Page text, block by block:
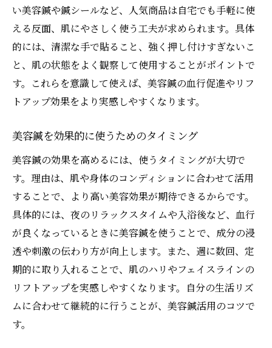
い美容鍼や鍼シールなど、人気商品は自宅でも手軽に使
える反面、肌にやさしく使う工夫が求められます。具体
的には、清潔な手で貼ること、強く押し付けすぎないこ
と、肌の状態をよく観察して使用することがポイントで
す。これらを意識して使えば、美容鍼の血行促進やリフ
トアップ効果をより実感しやすくなります。
美容鍼を効果的に使うためのタイミング
美容鍼の効果を高めるには、使うタイミングが大切で
す。理由は、肌や身体のコンディションに合わせて活用
することで、より高い美容効果が期待できるからです。
具体的には、夜のリラックスタイムや入浴後など、血行
が良くなっているときに美容鍼を使うことで、成分の浸
透や刺激の伝わり方が向上します。また、週に数回、定
期的に取り入れることで、肌のハリやフェイスラインの
リフトアップを実感しやすくなります。自分の生活リズ
ムに合わせて継続的に行うことが、美容鍼活用のコツで
す。